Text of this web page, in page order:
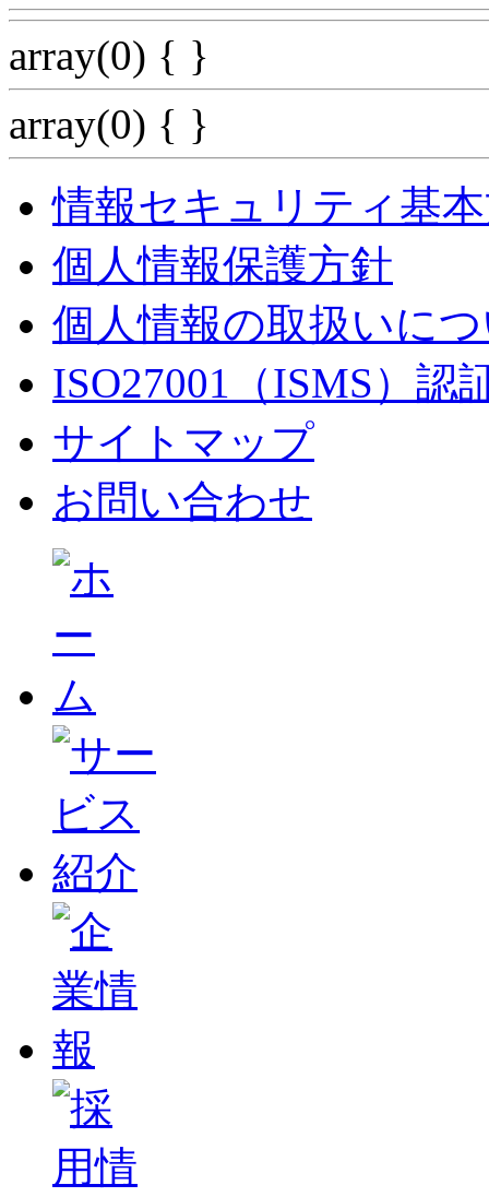
array(0) { }
array(0) { }
情報セキュリティ基
個人情報保護方針
個人情報の取扱いに
ISO27001（ISMS）認
サイトマップ
お問い合わせ